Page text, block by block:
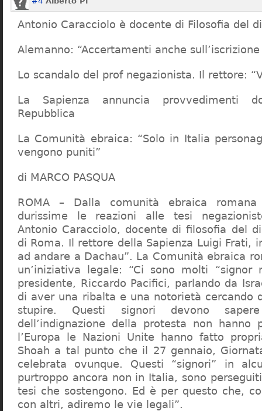
Antonio Caracciolo è docente di Filosofia del
Alemanno: “Accertamenti anche
Lo scandalo del prof negazionista. Il rettore:
La Sapienza annuncia provvedimenti
Repubblica
La Comunità ebraica: “Solo in Italia
vengono puniti”
di MARCO PASQUA
ROMA – Dalla comunità ebraica
durissime le reazioni alle tesi
Antonio Caracciolo, docente di filosofia del
di Roma. Il rettore della Sapienza Luigi Frati,
ad andare a Dachau”. La Comunità ebraica
un’iniziativa legale: “Ci sono molti “signor
presidente, Riccardo Pacifici, parlando da
di aver una ribalta e una notorietà cercando
stupire. Questi signori devono
dell’indignazione della protesta non hanno
l’Europa le Nazioni Unite hanno fatto
Shoah a tal punto che il 27 gennaio,
celebrata ovunque. Questi “signori” in
purtroppo ancora non in Italia, sono
tesi che sostengono. Ed è per questo che,
con altri, adiremo le vie legali”.